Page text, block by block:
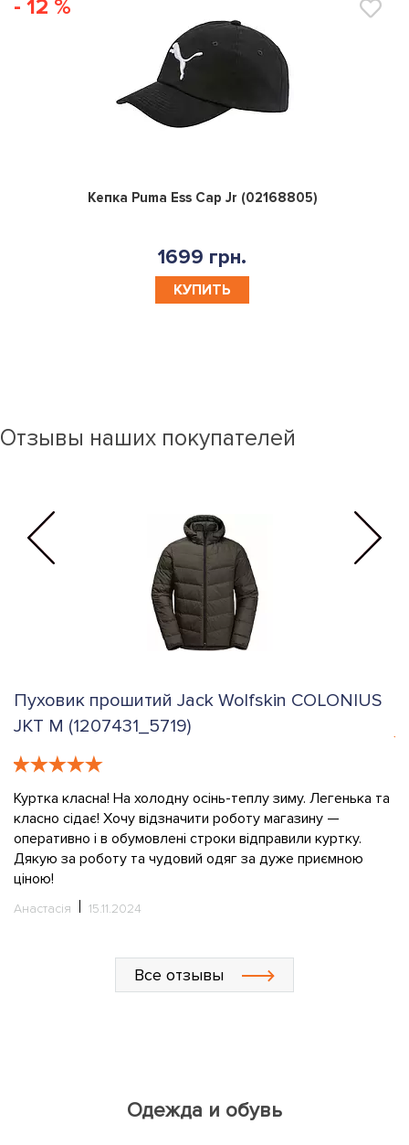
- 12 %
0
Кепка Puma Ess Cap Jr (02168805)
1699 грн.
КУПИТЬ
Отзывы наших покупателей
Пуховик прошитий Jack Wolfskin COLONIUS
JKT M (1207431_5719)
Куртка класна! На холодну осінь-теплу зиму. Легенька та
класно сідає! Хочу відзначити роботу магазину —
оперативно і в обумовлені строки відправили куртку.
Дякую за роботу та чудовий одяг за дуже приємною
ціною!
Анастасія 15.11.2024
Все отзывы
Одежда и обувь